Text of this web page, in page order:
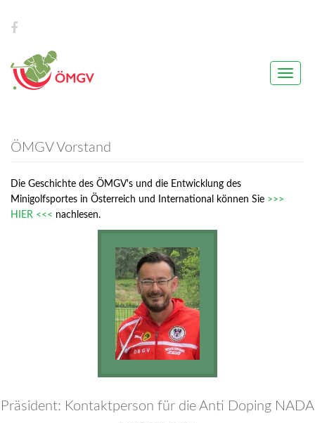
Toggle
ÖMGV Vorstand
Die Geschichte des ÖMGV's und die Entwicklung des
Minigolfsportes in Österreich und International können Sie >>>
HIER <<< nachlesen.
Präsident: Kontaktperson für die Anti Doping NADA